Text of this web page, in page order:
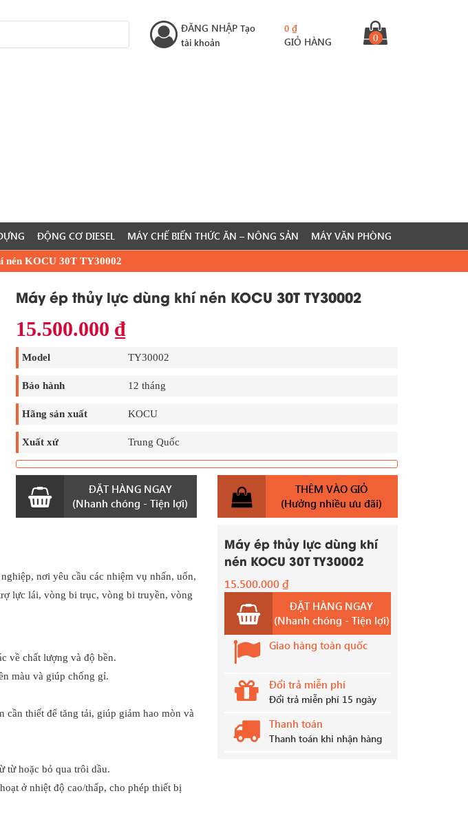
ĐĂNG NHẬP Tạo
tài khoản
0 ₫
GIỎ HÀNG 0
ĐỘNG CƠ DIESEL MÁY CHẾ BIẾN THỨC ĂN – NÔNG SẢN MÁY VĂN PHÒNG
nén KOCU 30T TY30002
Máy ép thủy lực dùng khí nén KOCU 30T TY30002
15.500.000 ₫
Model TY30002
Bảo hành 12 tháng
Hãng sản xuất KOCU
Xuất xứ Trung Quốc
ĐẶT HÀNG NGAY
(Nhanh chóng - Tiện lợi)
THÊM VÀO GIỎ
(Hưởng nhiều ưu đãi)
nơi yêu cầu các nhiệm vụ nhấn, uốn,
lực lái, vòng bi trục, vòng bi truyền, vòng
về chất lượng và độ bền.
màu và giúp chống gỉ.
thiết để tăng tải, giúp giảm hao mòn và
từ hoặc bỏ qua trôi dầu.
ở nhiệt độ cao/thấp, cho phép thiết bị
Máy ép thủy lực dùng khí
nén KOCU 30T TY30002
15.500.000₫
ĐẶT HÀNG NGAY
(Nhanh chóng - Tiện lợi)
Giao hàng toàn quốc
Đổi trả miễn phí
Đổi trả miễn phí 15 ngày
Thanh toán
Thanh toán khi nhận hàng